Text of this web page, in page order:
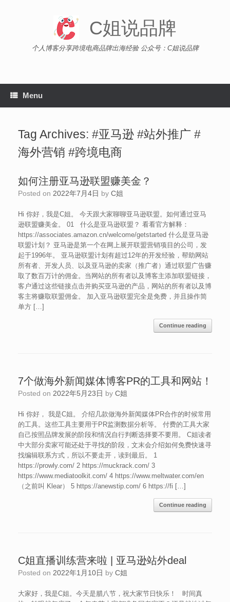
C姐说品牌
个人博客分享跨境电商品牌出海经验 公众号：C姐说品牌
Menu
Tag Archives: #亚马逊 #站外推广 #
海外营销 #跨境电商
如何注册亚马逊联盟赚美金？
Posted on 2022年7月4日 by C姐
Hi 你好，我是C姐。 今天跟大家聊聊亚马逊联盟。如何通过亚马
逊联盟赚美金。 01 什么是亚马逊联盟？ 看看官方解释：
https://associates.amazon.cn/welcome/getstarted 什么是亚马逊
联盟计划？ 亚马逊是第一个在网上展开联盟营销项目的公司，发
起于1996年。 亚马逊联盟计划有超过12年的开发经验，帮助网站
所有者、开发人员、以及亚马逊的卖家（推广者）通过联盟广告赚
取了数百万计的佣金。当网站的所有者以及博客主添加联盟链接，
客户通过这些链接点击并购买亚马逊的产品，网站的所有者以及博
客主将赚取联盟佣金。 加入亚马逊联盟完全是免费，并且操作简
单方 […]
Continue reading
7个做海外新闻媒体博客PR的工具和网站！
Posted on 2022年5月23日 by C姐
Hi 你好， 我是C姐。 介绍几款做海外新闻媒体PR合作的时候常用
的工具。这些工具主要用于PR监测数据分析等。 付费的工具大家
自己按照品牌发展的阶段和情况自行判断选择要不要用。 C姐读者
中大部分卖家可能还处于寻找的阶段，文末会介绍如何免费快速寻
找编辑联系方式，所以不要走开，读到最后。 1
https://prowly.com/ 2 https://muckrack.com/ 3
https://www.mediatoolkit.com/ 4 https://www.meltwater.com/en
（之前叫 Klear） 5 https://anewstip.com/ 6 https://fi […]
Continue reading
C姐直播训练营来啦 | 亚马逊站外deal
Posted on 2022年1月10日 by C姐
大家好，我是C姐。今天是腊八节，祝大家节日快乐！ 时间真